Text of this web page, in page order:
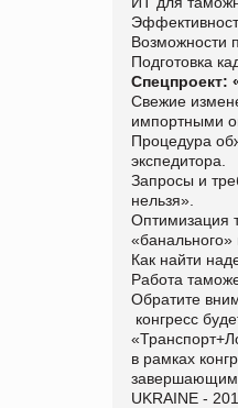
Возможности
Подготовка
Спецпроект:
Свежие
импортными
Процедура
экспедитора.
Запросы и
нельзя».
Оптимизация
Как найти
Работа
Обратите
конгресс
в рамках
завершающим
UKRAINE -